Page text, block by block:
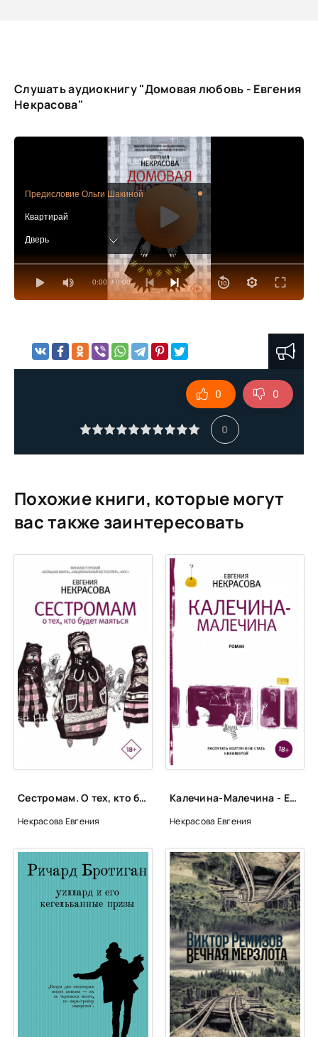
Слушать аудиокнигу "Домовая любовь - Евгения
Некрасова"
0:00 / 0:00
Предисловие Ольги Шакиной
Квартирай
Дверь
Весы
Банкомать
Кумуткан
0
0 0
Похожие книги, которые могут
вас также заинтересовать
Сестромам. О тех, кто будет маяться - Евгения Некрасова
Некрасова Евгения
Калечина-Малечина - Евгения Некрасова
Некрасова Евгения